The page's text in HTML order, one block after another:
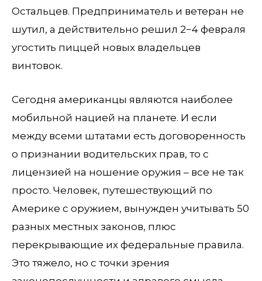
Остальцев. Предприниматель и ветеран не
шутил, а действительно решил 2−4 февраля
угостить пиццей новых владельцев
винтовок.
Сегодня американцы являются наиболее
мобильной нацией на планете. И если
между всеми штатами есть договоренность
о признании водительских прав, то с
лицензией на ношение оружия – все не так
просто. Человек, путешествующий по
Америке с оружием, вынужден учитывать 50
разных местных законов, плюс
перекрывающие их федеральные правила.
Это тяжело, но с точки зрения